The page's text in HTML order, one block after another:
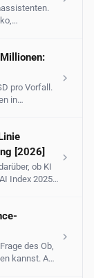
pro Vorfall.
in
[2026]
ob KI
Index 2025
zwischen
Architektur,
des Ob,
kannst. Ab